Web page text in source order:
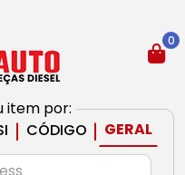
item por:
| CÓDIGO | GERAL
0